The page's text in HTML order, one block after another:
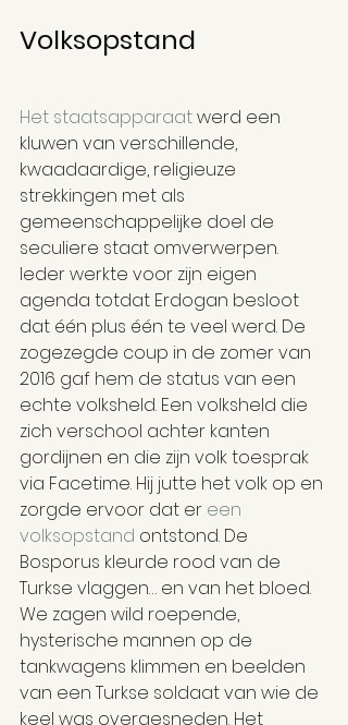
Volksopstand
Het staatsapparaat werd een
kluwen van verschillende,
kwaadaardige, religieuze
strekkingen met als
gemeenschappelijke doel de
seculiere staat omverwerpen.
Ieder werkte voor zijn eigen
agenda totdat Erdogan besloot
dat één plus één te veel werd. De
zogezegde coup in de zomer van
2016 gaf hem de status van een
echte volksheld. Een volksheld die
zich verschool achter kanten
gordijnen en die zijn volk toesprak
via Facetime. Hij jutte het volk op en
zorgde ervoor dat er een
volksopstand ontstond. De
Bosporus kleurde rood van de
Turkse vlaggen… en van het bloed.
We zagen wild roepende,
hysterische mannen op de
tankwagens klimmen en beelden
van een Turkse soldaat van wie de
keel was overgesneden. Het